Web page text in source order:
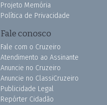
Projeto Memória
Política de Privacidade
Fale conosco
Fale com o Cruzeiro
Atendimento ao Assinante
Anuncie no Cruzeiro
Anuncie no ClassiCruzeiro
Publicidade Legal
Repórter Cidadão